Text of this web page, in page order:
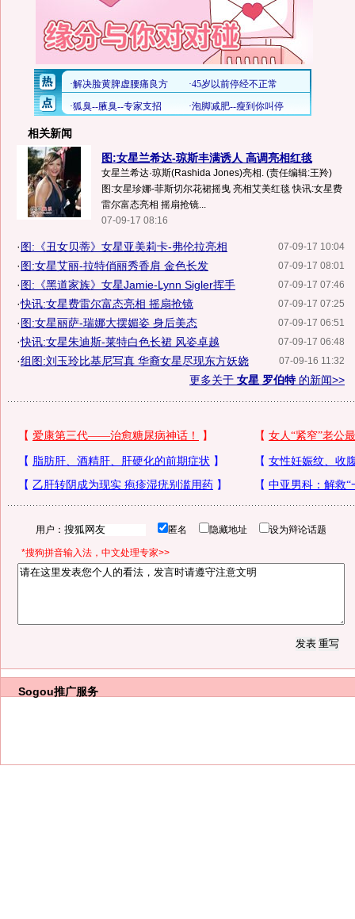
相关新闻
图:女星兰希达-琼斯丰满诱人 高调亮相红毯
女星兰希达·琼斯(Rashida Jones)亮相. (责任编辑:王羚)
图:女星珍娜-菲斯切尔花裙摇曳 亮相艾美红毯 快讯:女星费
雷尔富态亮相 摇扇抢镜...
07-09-17 08:16
07-09-17 10:04
·图:《丑女贝蒂》女星亚美莉卡-弗伦拉亮相
07-09-17 08:01
·图:女星艾丽-拉特俏丽秀香肩 金色长发
07-09-17 07:46
·图:《黑道家族》女星Jamie-Lynn Sigler挥手
07-09-17 07:25
·快讯:女星费雷尔富态亮相 摇扇抢镜
07-09-17 06:51
·图:女星丽萨-瑞娜大摆媚姿 身后美态
07-09-17 06:48
·快讯:女星朱迪斯-莱特白色长裙 风姿卓越
07-09-16 11:32
·组图:刘玉玲比基尼写真 华裔女星尽现东方妖娆
更多关于 女星 罗伯特的新闻>>
用户： 匿名 隐藏地址 设为辩论话题
*搜狗拼音输入法，中文处理专家>>
Sogou推广服务